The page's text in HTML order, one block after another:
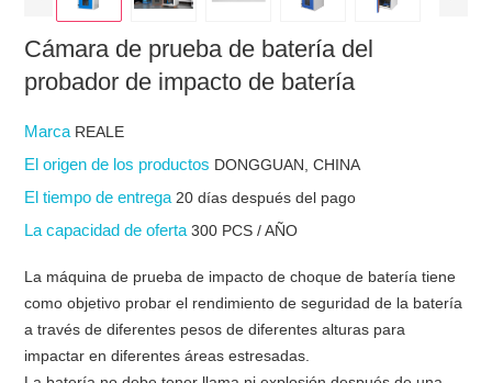
Cámara de prueba de batería del
probador de impacto de batería
Marca REALE
El origen de los productos DONGGUAN, CHINA
El tiempo de entrega 20 días después del pago
La capacidad de oferta300 PCS / AÑO
La máquina de prueba de impacto de choque de batería tiene
como objetivo probar el rendimiento de seguridad de la batería
a través de diferentes pesos de diferentes alturas para
impactar en diferentes áreas estresadas.